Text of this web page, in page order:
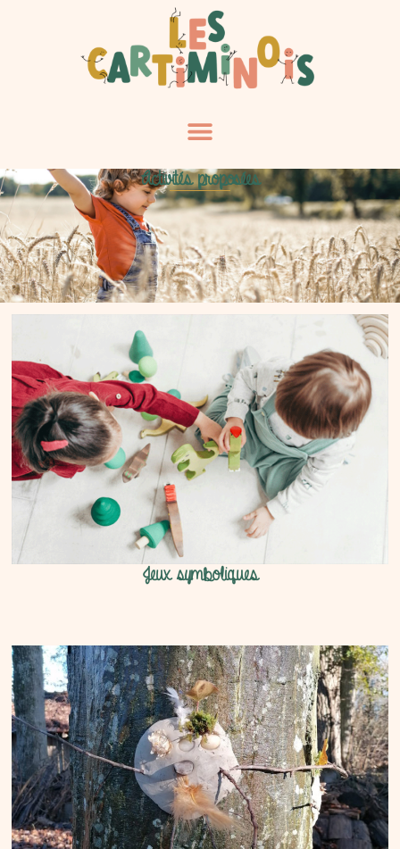
Activités proposées
Jeux symboliques